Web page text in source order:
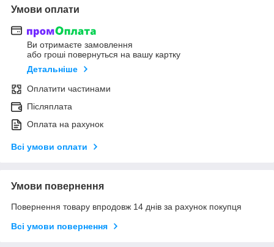
Умови оплати
Ви отримаєте замовлення
або гроші повернуться на вашу картку
Детальніше
Оплатити частинами
Післяплата
Оплата на рахунок
Всі умови оплати
Умови повернення
Повернення товару впродовж 14 днів за рахунок покупця
Всі умови повернення